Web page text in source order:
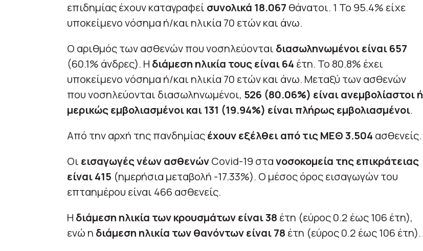
επιδημίας έχουν καταγραφεί συνολικά 18.067 θάνατοι. 1 Το 95.4% είχε
υποκείμενο νόσημα ή/και ηλικία 70 ετών και άνω.
Ο αριθμός των ασθενών που νοσηλεύονται διασωληνωμένοι είναι 657
(60.1% άνδρες). Η διάμεση ηλικία τους είναι 64 έτη. To 80.8% έχει
υποκείμενο νόσημα ή/και ηλικία 70 ετών και άνω. Μεταξύ των ασθενών
που νοσηλεύονται διασωληνωμένοι, 526 (80.06%) είναι ανεμβολίαστοι ή
μερικώς εμβολιασμένοι και 131 (19.94%) είναι πλήρως εμβολιασμένοι.
Από την αρχή της πανδημίαςέχουν εξέλθει από τις ΜΕΘ 3.504 ασθενείς.
Οι εισαγωγές νέων ασθενώνCovid-19 στανοσοκομεία της επικράτειας
είναι 415 (ημερήσια μεταβολή -17.33%). Ο μέσος όρος εισαγωγών του
επταημέρου είναι 466 ασθενείς.
Η διάμεση ηλικία των κρουσμάτων είναι 38 έτη (εύρος 0.2 έως 106 έτη),
ενώ η διάμεση ηλικία των θανόντων είναι 78 έτη (εύρος 0.2 έως 106 έτη).